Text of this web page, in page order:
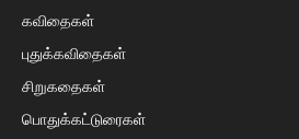
கவிதைகள்
புதுக்கவிதைகள்
சிறுகதைகள்
பொதுக்கட்டுரைகள்